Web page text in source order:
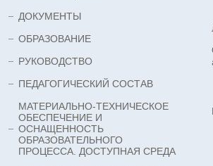
ДОКУМЕНТЫ
ОБРАЗОВАНИЕ
РУКОВОДСТВО
ПЕДАГОГИЧЕСКИЙ СОСТАВ
МАТЕРИАЛЬНО-ТЕХНИЧЕСКОЕ
ОБЕСПЕЧЕНИЕ И
ОСНАЩЕННОСТЬ
ОБРАЗОВАТЕЛЬНОГО
ПРОЦЕССА. ДОСТУПНАЯ СРЕДА